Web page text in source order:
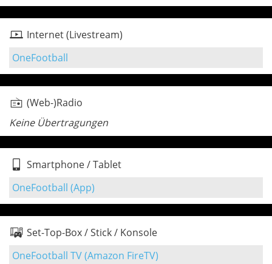
Internet (Livestream)
OneFootball
(Web-)Radio
Keine Übertragungen
Smartphone / Tablet
OneFootball (App)
Set-Top-Box / Stick / Konsole
OneFootball TV (Amazon FireTV)